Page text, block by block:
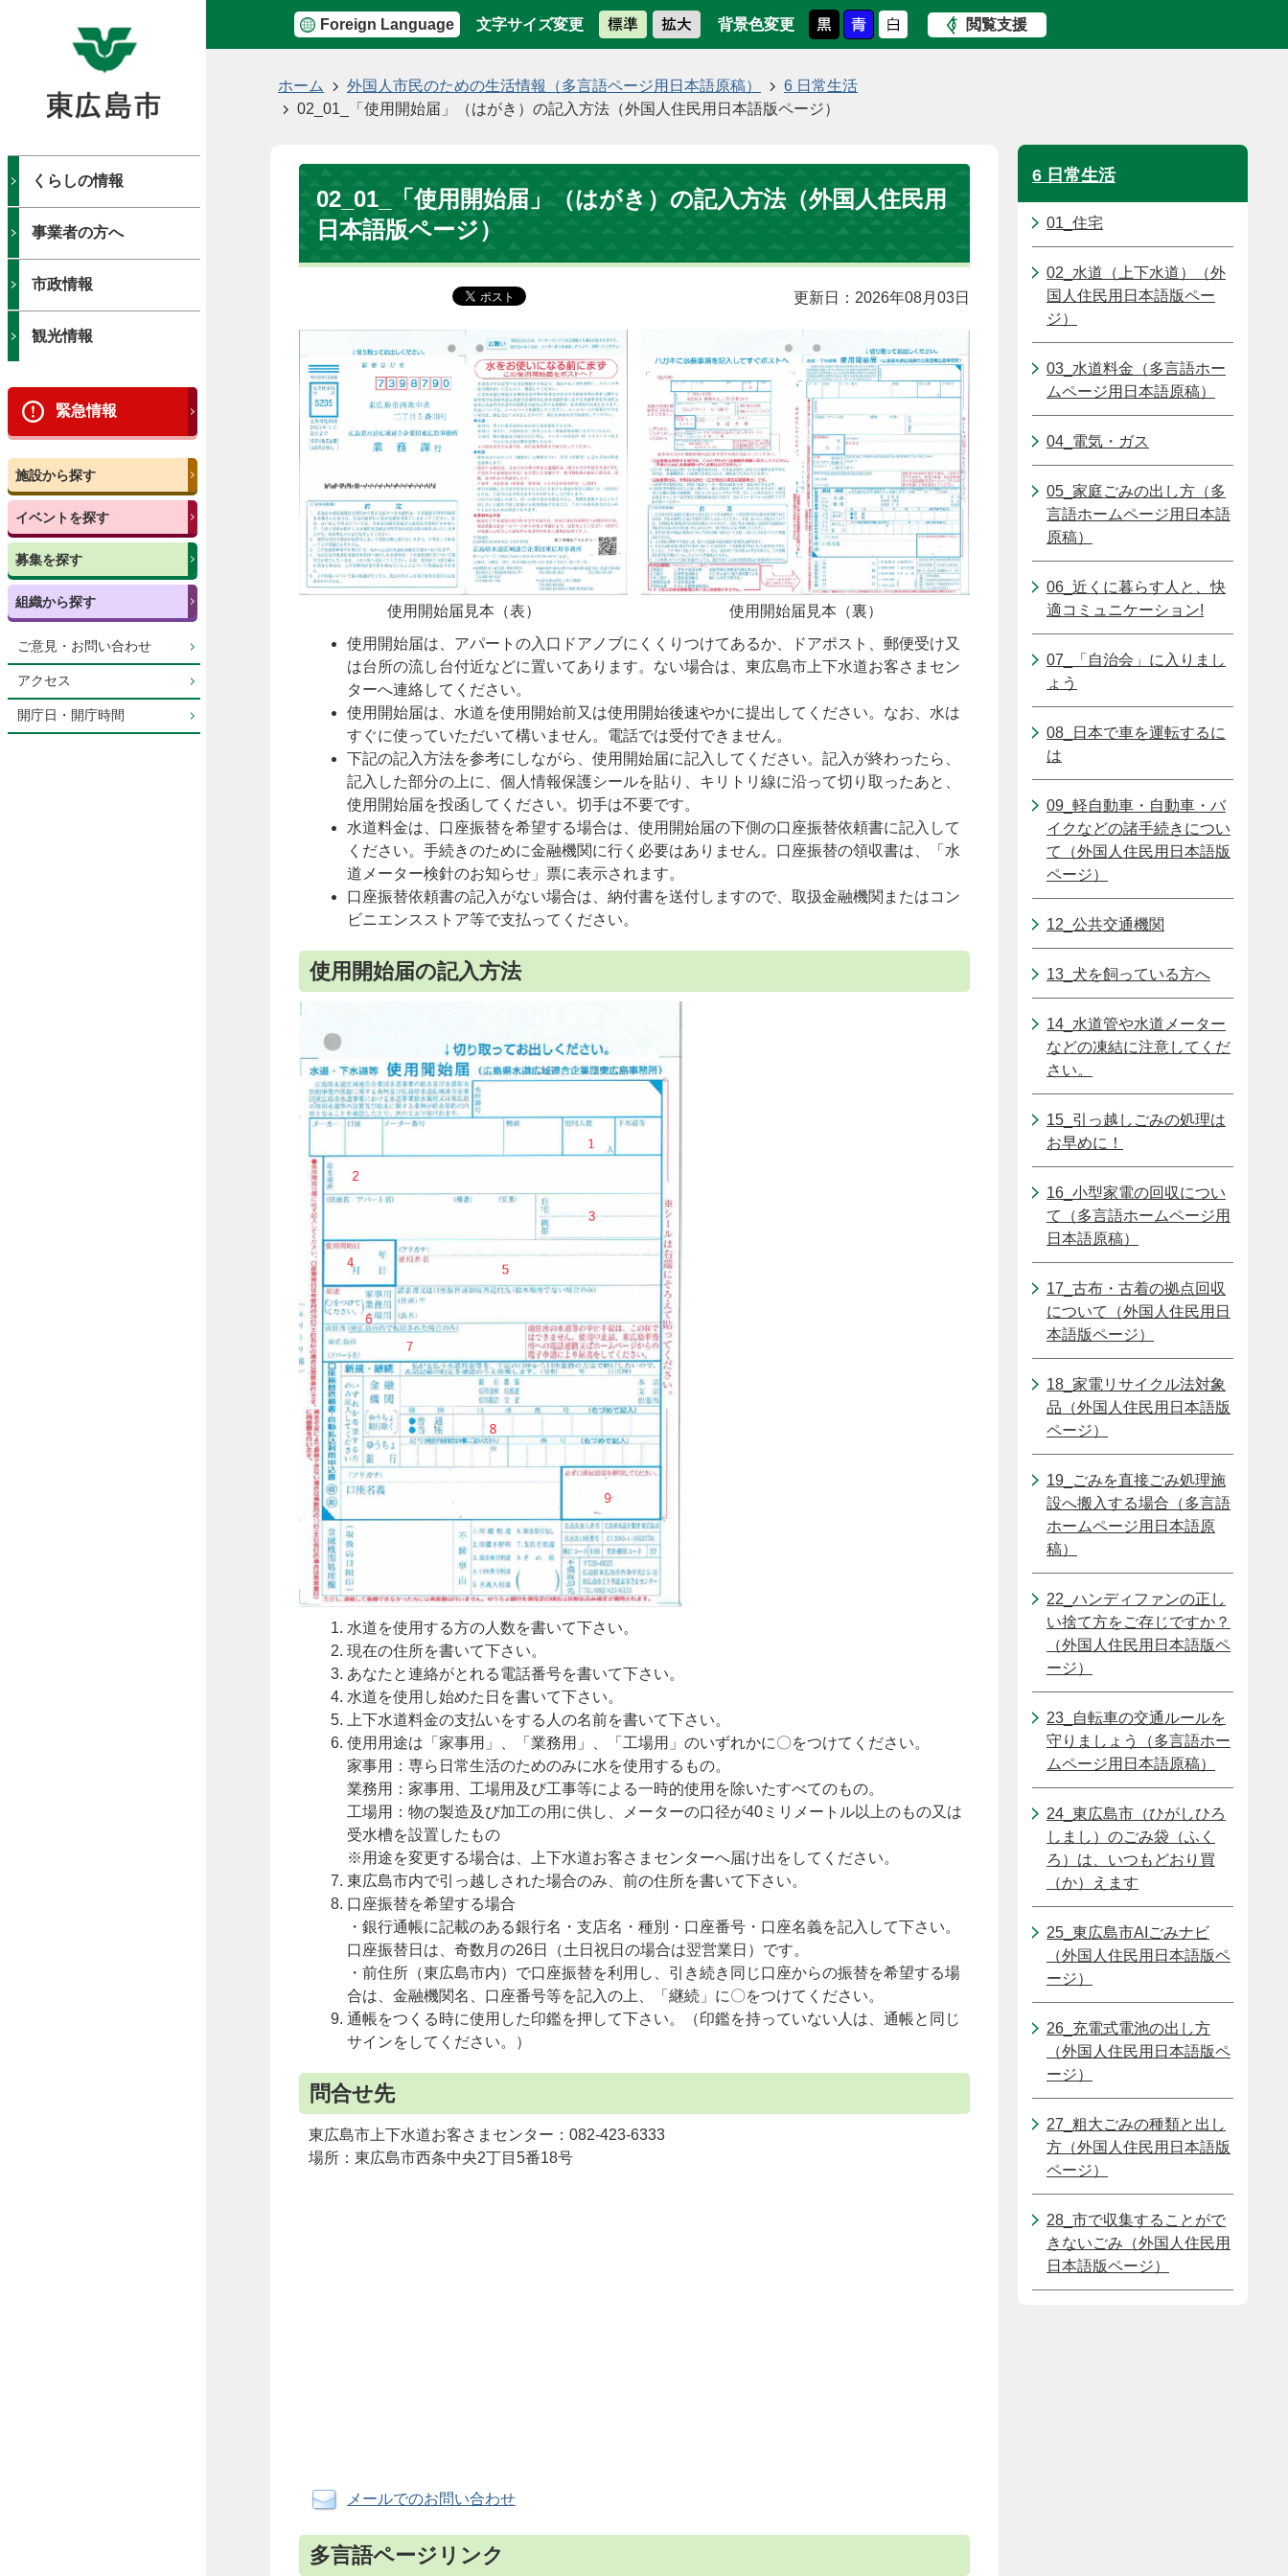
Foreign Language 文字サイズ変更 背景色変更 閲覧支援
くらしの情報
事業者の方へ
市政情報
観光情報
緊急情報
施設から探す
イベントを探す
募集を探す
組織から探す
ご意見・お問い合わせ
アクセス
開庁日・開庁時間
ホーム 外国人市民のための生活情報（多言語ページ用日本語原稿）
6 日常生活
02_01_「使用開始届」（はがき）の記入方法（外国人住民用日本語版ページ）
02_01_「使用開始届」（はがき）の記入方法（外国人住民用
日本語版ページ）
更新日：2026年08月03日
使用開始届見本（表）
使用開始届見本（裏）
使用開始届は、アパートの入口ドアノブにくくりつけてあるか、ドアポスト、郵便受け又
は台所の流し台付近などに置いてあります。ない場合は、東広島市上下水道お客さまセン
ターへ連絡してください。
使用開始届は、水道を使用開始前又は使用開始後速やかに提出してください。なお、水は
すぐに使っていただいて構いません。電話では受付できません。
下記の記入方法を参考にしながら、使用開始届に記入してください。記入が終わったら、
記入した部分の上に、個人情報保護シールを貼り、キリトリ線に沿って切り取ったあと、
使用開始届を投函してください。切手は不要です。
水道料金は、口座振替を希望する場合は、使用開始届の下側の口座振替依頼書に記入して
ください。手続きのために金融機関に行く必要はありません。口座振替の領収書は、「水
道メーター検針のお知らせ」票に表示されます。
口座振替依頼書の記入がない場合は、納付書を送付しますので、取扱金融機関またはコン
ビニエンスストア等で支払ってください。
使用開始届の記入方法
水道を使用する方の人数を書いて下さい。
現在の住所を書いて下さい。
あなたと連絡がとれる電話番号を書いて下さい。
水道を使用し始めた日を書いて下さい。
上下水道料金の支払いをする人の名前を書いて下さい。
使用用途は「家事用」、「業務用」、「工場用」のいずれかに〇をつけてください。
家事用：専ら日常生活のためのみに水を使用するもの。
業務用：家事用、工場用及び工事等による一時的使用を除いたすべてのもの。
工場用：物の製造及び加工の用に供し、メーターの口径が40ミリメートル以上のもの又は
受水槽を設置したもの
※用途を変更する場合は、上下水道お客さまセンターへ届け出をしてください。
東広島市内で引っ越しされた場合のみ、前の住所を書いて下さい。
口座振替を希望する場合
・銀行通帳に記載のある銀行名・支店名・種別・口座番号・口座名義を記入して下さい。
口座振替日は、奇数月の26日（土日祝日の場合は翌営業日）です。
・前住所（東広島市内）で口座振替を利用し、引き続き同じ口座からの振替を希望する場
合は、金融機関名、口座番号等を記入の上、「継続」に〇をつけてください。
通帳をつくる時に使用した印鑑を押して下さい。（印鑑を持っていない人は、通帳と同じ
サインをしてください。）
問合せ先
東広島市上下水道お客さまセンター：082-423-6333
場所：東広島市西条中央2丁目5番18号
メールでのお問い合わせ
多言語ページリンク
6 日常生活
01_住宅
02_水道（上下水道）（外
国人住民用日本語版ペー
ジ）
03_水道料金（多言語ホー
ムページ用日本語原稿）
04_電気・ガス
05_家庭ごみの出し方（多
言語ホームページ用日本語
原稿）
06_近くに暮らす人と、快
適コミュニケーション!
07_「自治会」に入りまし
ょう
08_日本で車を運転するに
は
09_軽自動車・自動車・バ
イクなどの諸手続きについ
て（外国人住民用日本語版
ページ）
12_公共交通機関
13_犬を飼っている方へ
14_水道管や水道メーター
などの凍結に注意してくだ
さい。
15_引っ越しごみの処理は
お早めに！
16_小型家電の回収につい
て（多言語ホームページ用
日本語原稿）
17_古布・古着の拠点回収
について（外国人住民用日
本語版ページ）
18_家電リサイクル法対象
品（外国人住民用日本語版
ページ）
19_ごみを直接ごみ処理施
設へ搬入する場合（多言語
ホームページ用日本語原
稿）
22_ハンディファンの正し
い捨て方をご存じですか？
（外国人住民用日本語版ペ
ージ）
23_自転車の交通ルールを
守りましょう（多言語ホー
ムページ用日本語原稿）
24_東広島市（ひがしひろ
しまし）のごみ袋（ふく
ろ）は、いつもどおり買
（か）えます
25_東広島市AIごみナビ
（外国人住民用日本語版ペ
ージ）
26_充電式電池の出し方
（外国人住民用日本語版ペ
ージ）
27_粗大ごみの種類と出し
方（外国人住民用日本語版
ページ）
28_市で収集することがで
きないごみ（外国人住民用
日本語版ページ）